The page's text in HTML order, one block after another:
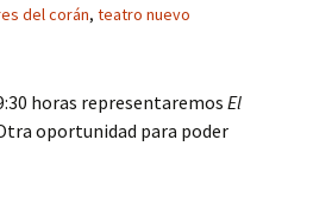
Año 2013
del corán, teatro nuevo
horas representaremosEl
oportunidad para poder